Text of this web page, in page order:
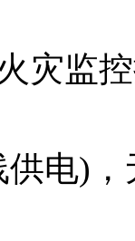
灾监
供电)